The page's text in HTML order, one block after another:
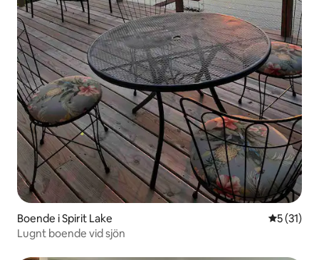
Boende i Spirit Lake 5 av 5 i
5 (31)
Lugnt boende vid sjön